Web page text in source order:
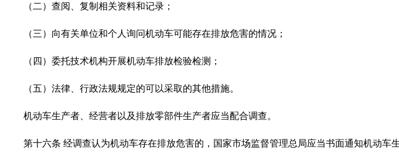
（二）查阅、复制相关资料和记录；
（三）向有关单位和个人询问机动车可能存在排放危害的情况；
（四）委托技术机构开展机动车排放检验检测；
（五）法律、行政法规规定的可以采取的其他措施。
机动车生产者、经营者以及排放零部件生产者应当配合调查。
第十六条 经调查认为机动车存在排放危害的，国家市场监督管理总局应当书面通知机动车